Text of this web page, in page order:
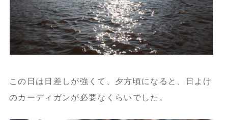
この日は日差しが強くて、夕方頃になると、日よけ
のカーディガンが必要なくらいでした。